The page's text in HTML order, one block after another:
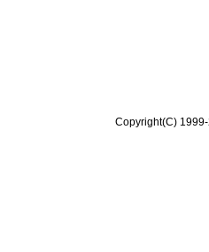
Copyright(C)